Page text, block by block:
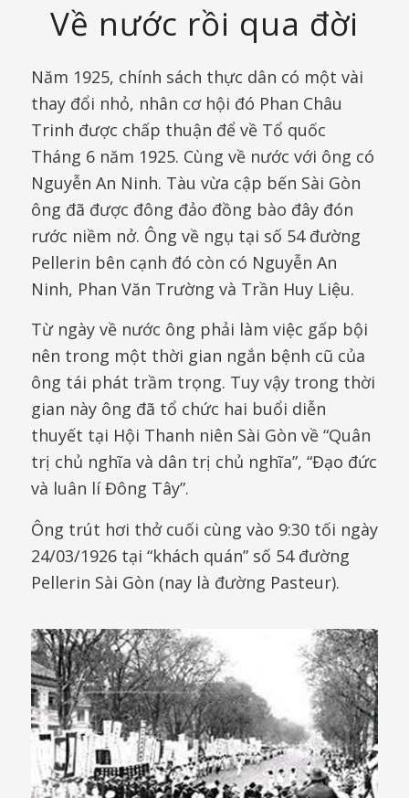
Về nước rồi qua đời
Năm 1925, chính sách thực dân có một vài
thay đổi nhỏ, nhân cơ hội đó Phan Châu
Trinh được chấp thuận để về Tổ quốc
Tháng 6 năm 1925. Cùng về nước với ông có
Nguyễn An Ninh. Tàu vừa cập bến Sài Gòn
ông đã được đông đảo đồng bào đây đón
rước niềm nở. Ông về ngụ tại số 54 đường
Pellerin bên cạnh đó còn có Nguyễn An
Ninh, Phan Văn Trường và Trần Huy Liệu.
Từ ngày về nước ông phải làm việc gấp bội
nên trong một thời gian ngắn bệnh cũ của
ông tái phát trầm trọng. Tuy vậy trong thời
gian này ông đã tổ chức hai buổi diễn
thuyết tại Hội Thanh niên Sài Gòn về “Quân
trị chủ nghĩa và dân trị chủ nghĩa”, “Đạo đức
và luân lí Đông Tây”.
Ông trút hơi thở cuối cùng vào 9:30 tối ngày
24/03/1926 tại “khách quán” số 54 đường
Pellerin Sài Gòn (nay là đường Pasteur).